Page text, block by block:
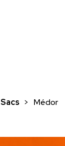
Sacs > Médor